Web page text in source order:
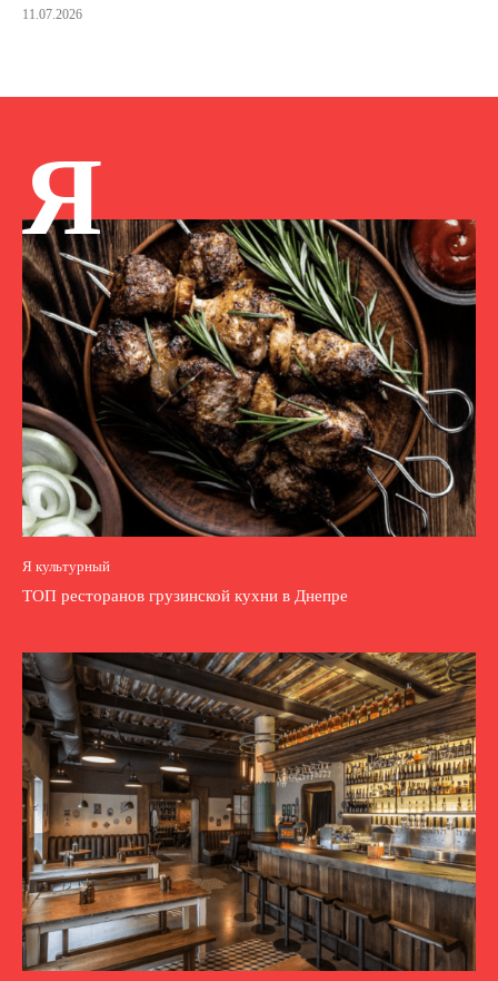
11.07.2026
Я
Я культурный
ТОП ресторанов грузинской кухни в Днепре